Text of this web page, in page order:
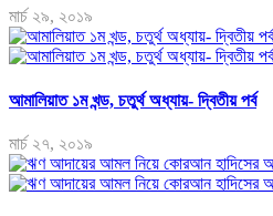
মার্চ ২৯, ২০১৯
আমালিয়াত ১ম খন্ড, চতুর্থ অধ্যায়- দ্বিতীয় পর্ব
মার্চ ২৭, ২০১৯